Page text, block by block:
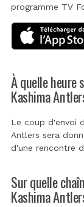
programme TV
À quelle heure
Kashima
Le coup d'envoi
Antlers sera
d'une rencontre
Sur quelle
Kashima